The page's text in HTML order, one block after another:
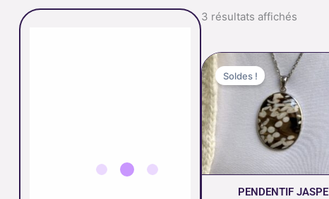
3 résultats affichés
Soldes !
PENDENTIF JASPE
Le
prix
initial
était :
85.00 €.